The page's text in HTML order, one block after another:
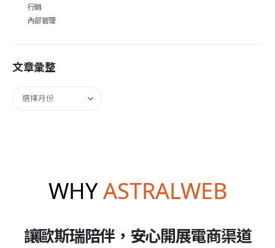
行銷
內部管理
文章彙整
WHYASTRALWEB
讓歐斯瑞陪伴，安心開展電商渠道